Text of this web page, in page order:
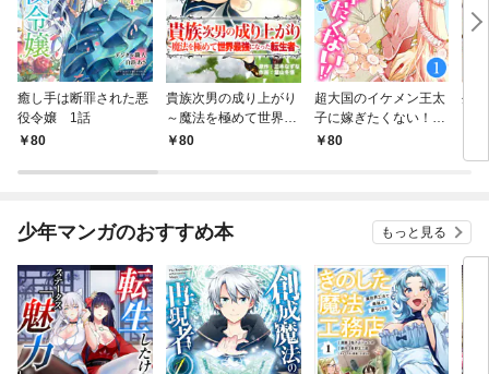
癒し手は断罪された悪
役令嬢 1話
80
貴族次男の成り上がり
～魔法を極めて世界最
強になった転生者～
80
超大国のイケメン王太
子に嫁ぎたくない！！
1話
80
生
パ
少年マンガのおすすめ本 もっと見る